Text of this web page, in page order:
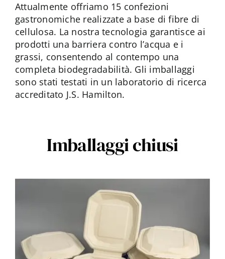
Attualmente offriamo 15 confezioni
gastronomiche realizzate a base di fibre di
cellulosa. La nostra tecnologia garantisce ai
prodotti una barriera contro l’acqua e i
grassi, consentendo al contempo una
completa biodegradabilità. Gli imballaggi
sono stati testati in un laboratorio di ricerca
accreditato J.S. Hamilton.
Imballaggi chiusi